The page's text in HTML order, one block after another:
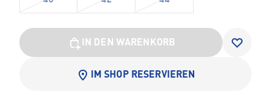
IN DEN WARENKORB
IM SHOP RESERVIEREN